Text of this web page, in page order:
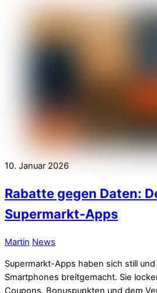
10. Januar 2026
Rabatte gegen Daten:
Supermarkt-Apps
Martin News
Supermarkt-Apps haben sich still
Smartphones breitgemacht. Sie
Coupons, Bonuspunkten und dem